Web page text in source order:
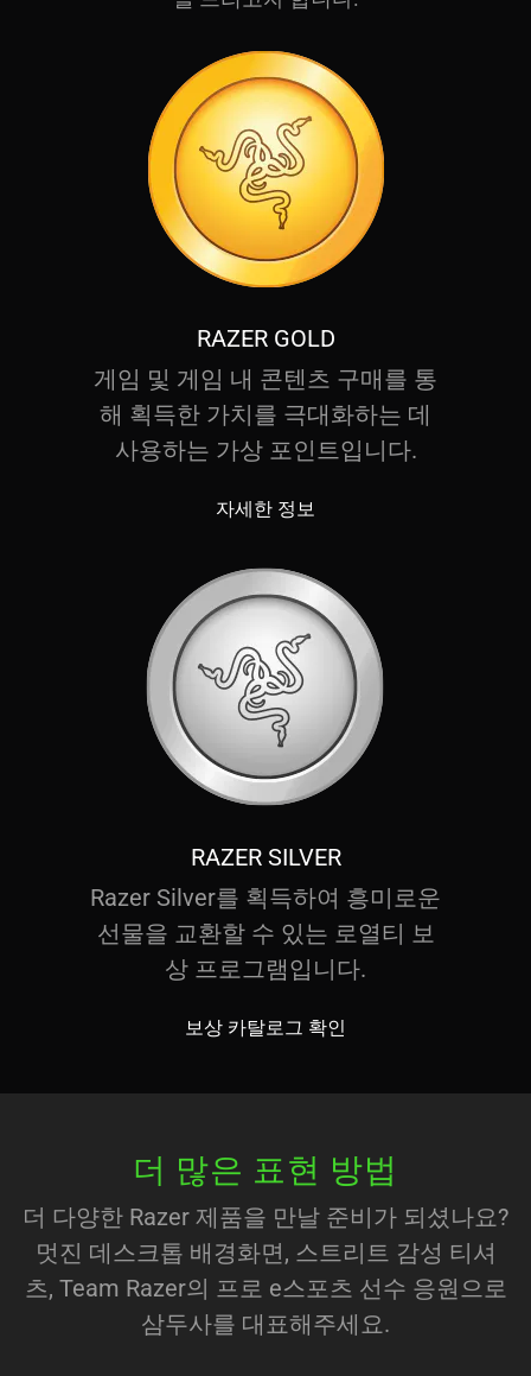
RAZER GOLD
게임 및 게임 내 콘텐츠 구매를 통
해 획득한 가치를 극대화하는 데
사용하는 가상 포인트입니다.
자세한 정보
RAZER SILVER
Razer Silver를 획득하여 흥미로운
선물을 교환할 수 있는 로열티 보
상 프로그램입니다.
보상 카탈로그 확인
더 많은 표현 방법
더 다양한 Razer 제품을 만날 준비가 되셨나요?
멋진 데스크톱 배경화면, 스트리트 감성 티셔
츠, Team Razer의 프로 e스포츠 선수 응원으로
삼두사를 대표해주세요.